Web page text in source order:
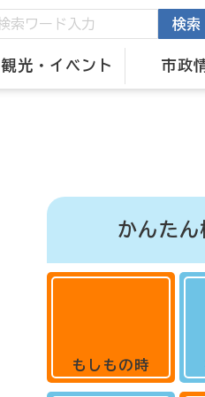
観光・イベント 市政
検索
かんたん
もしもの時